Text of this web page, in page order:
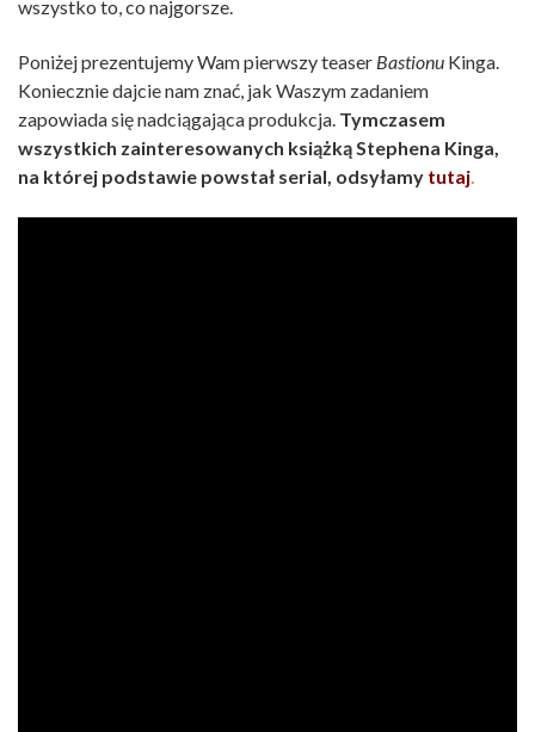
wszystko to, co najgorsze.
Poniżej prezentujemy Wam pierwszy teaser Bastionu Kinga.
Koniecznie dajcie nam znać, jak Waszym zadaniem
zapowiada się nadciągająca produkcja. Tymczasem
wszystkich zainteresowanych książką Stephena Kinga,
na której podstawie powstał serial, odsyłamy tutaj.